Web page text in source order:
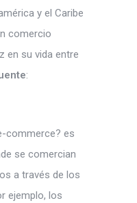
y el Caribe
comercio
en su vida entre
:
commerce? es
se comercian
a través de los
ejemplo, los